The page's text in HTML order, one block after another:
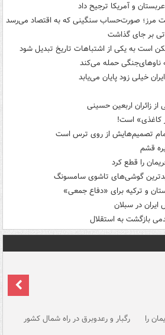
و آمریکا ترجیح داد
مرز؛ صورت‌حساب سنگینی که به اقتصاد می‌رسد
است به یکی از اشتباهات تاریخ تبدیل شود
خیلی زود پایان می‌یابد
زائران اربعین حسینی
کاغذی» است!
تمام تصمیم‌هایش از روی ترس است
قشم
را قطع کرد
گوشی‌های تاشوی سامسونگ
و ترکیه برای «دفاع جمعی»
در سبلان
بازگشت به استقلال
را رگبار و رعدوبرق در راه شمال کشور